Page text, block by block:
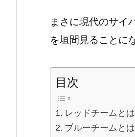
まさに現代のサイ
を垣間見ることに
目次
レッドチームとは
ブルーチームとは